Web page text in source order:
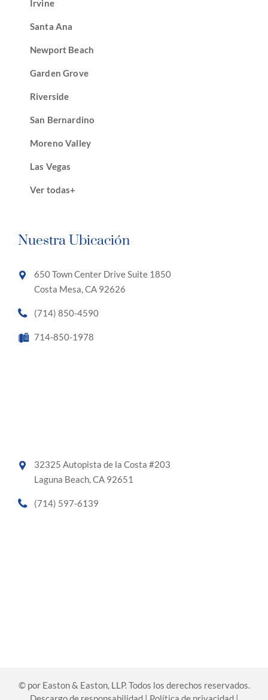
Irvine
Santa Ana
Newport Beach
Garden Grove
Riverside
San Bernardino
Moreno Valley
Las Vegas
Ver todas+
Nuestra Ubicación
650 Town Center Drive Suite 1850
Costa Mesa, CA 92626
(714) 850-4590
714-850-1978
32325 Autopista de la Costa #203
Laguna Beach, CA 92651
(714) 597-6139
© por Easton & Easton, LLP. Todos los derechos reservados.